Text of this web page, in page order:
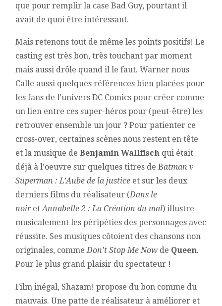
que pour remplir la case Bad Guy, pourtant il
avait de quoi être intéressant.
Mais retenons tout de même les points positifs! Le
casting est très bon, très touchant par moment
mais aussi drôle quand il le faut. Warner nous
Calle aussi quelques références bien placées pour
les fans de l’univers DC Comics pour créer comme
un lien entre ces super-héros pour (peut-être) les
retrouver ensemble un jour ? Pour patienter ce
cross-over, certaines scènes nous restent en tête
et la musique deBenjamin Wallfisch qui était
déjà à l’oeuvre sur quelques titres de Batman v
Superman : L’Aube de la justice et sur les deux
derniers films du réalisateur (Dans le
noiretAnnabelle 2 : La Création du mal) illustre
musicalement les péripéties des personnages avec
réussite. Ses musiques côtoient des chansons non
originales, commeDon’t Stop Me Now de Queen.
Pour le plus grand plaisir du spectateur !
Film inégal, Shazam! propose du bon comme du
mauvais. Une patte de réalisateur à améliorer et